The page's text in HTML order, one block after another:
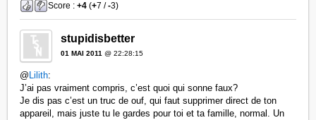
Score :+4 (+7 /-3)
stupidisbetter
01 MAI 2011 @ 22:28:15
@ Lilith:
J’ai pas vraiment compris, c’est quoi qui sonne faux?
Je dis pas c’est un truc de ouf, qui faut supprimer direct de ton
appareil, mais juste tu le gardes pour toi et ta famille, normal. Un